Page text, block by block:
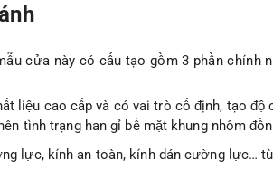
cửa này có cấu tạo gồm 3 phần chính
liệu cao cấp và có vai trò cố định, tạo
tình trạng han gỉ bề mặt khung nhôm
lực, kính an toàn, kính dán cường lực…